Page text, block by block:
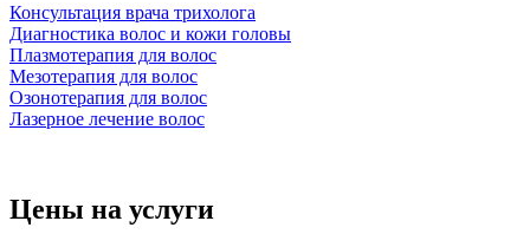
Консультация врача трихолога
Диагностика волос и кожи головы
Плазмотерапия для волос
Мезотерапия для волос
Озонотерапия для волос
Лазерное лечение волос
Цены на услуги